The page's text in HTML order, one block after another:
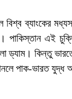
বিশ্ব ব্যাংকের
এই
ড্যাম। কিন্তু
পাক-ভারত যুদ্ধ